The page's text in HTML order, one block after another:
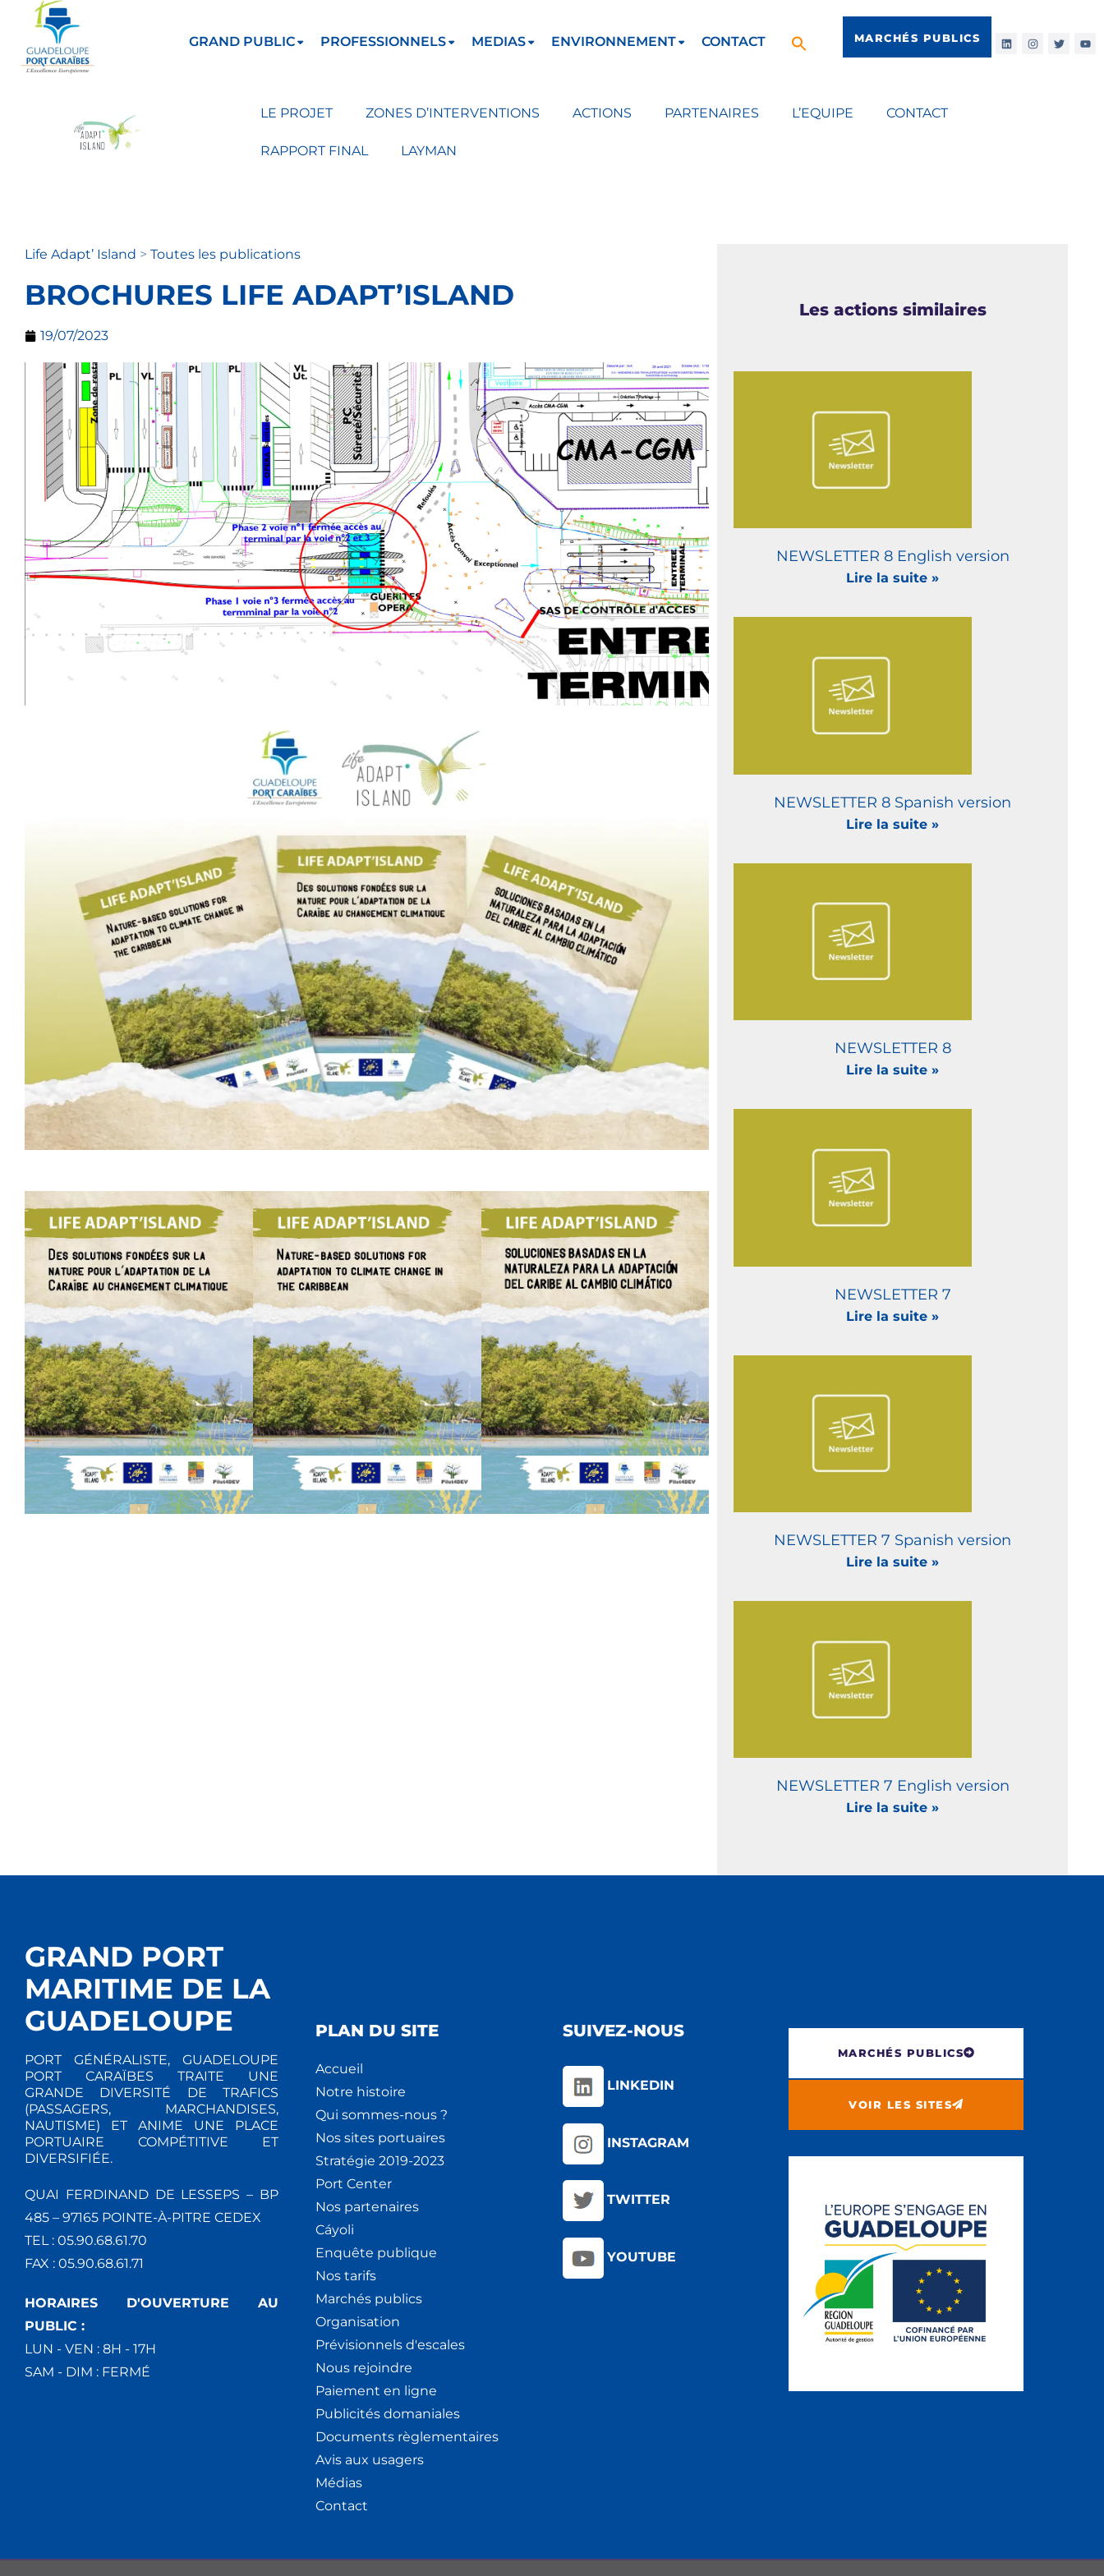
GRAND PUBLIC PROFESSIONNELS MEDIAS ENVIRONNEMENT CONTACT MARCHÉS PUBLICS
LE PROJET ZONES D’INTERVENTIONS ACTIONS PARTENAIRES L’EQUIPE CONTACT
RAPPORT FINAL LAYMAN
Life Adapt’ Island > Toutes les publications
BROCHURES LIFE ADAPT’ISLAND
19/07/2023
Les actions similaires
NEWSLETTER 8 English version
Lire la suite »
NEWSLETTER 8 Spanish version
Lire la suite »
NEWSLETTER 8
Lire la suite »
NEWSLETTER 7
Lire la suite »
NEWSLETTER 7 Spanish version
Lire la suite »
NEWSLETTER 7 English version
Lire la suite »
GRAND PORT
MARITIME DE LA
GUADELOUPE
PORT GÉNÉRALISTE, GUADELOUPE
PORT CARAÏBES TRAITE UNE
GRANDE DIVERSITÉ DE TRAFICS
(PASSAGERS, MARCHANDISES,
NAUTISME) ET ANIME UNE PLACE
PORTUAIRE COMPÉTITIVE ET
DIVERSIFIÉE.
QUAI FERDINAND DE LESSEPS – BP
485 – 97165 POINTE-À-PITRE CEDEX
TEL : 05.90.68.61.70
FAX : 05.90.68.61.71
HORAIRES D'OUVERTURE AU
PUBLIC :
LUN - VEN : 8H - 17H
SAM - DIM : FERMÉ
PLAN DU SITE
Accueil
Notre histoire
Qui sommes-nous ?
Nos sites portuaires
Stratégie 2019-2023
Port Center
Nos partenaires
Cáyoli
Enquête publique
Nos tarifs
Marchés publics
Organisation
Prévisionnels d'escales
Nous rejoindre
Paiement en ligne
Publicités domaniales
Documents règlementaires
Avis aux usagers
Médias
Contact
SUIVEZ-NOUS
LINKEDIN
INSTAGRAM
TWITTER
YOUTUBE
MARCHÉS PUBLICS
VOIR LES SITES